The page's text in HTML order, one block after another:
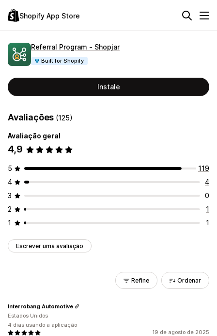
Shopify App Store
Referral Program ‑ Shopjar
Built for Shopify
Instale
Avaliações (125)
Avaliação geral
4,9
5
119
4
4
3
0
2
1
1
1
Escrever uma avaliação
Refine Ordenar
19 de agosto de 2025
Interrobang Automotive
Estados Unidos
4 dias usando a aplicação